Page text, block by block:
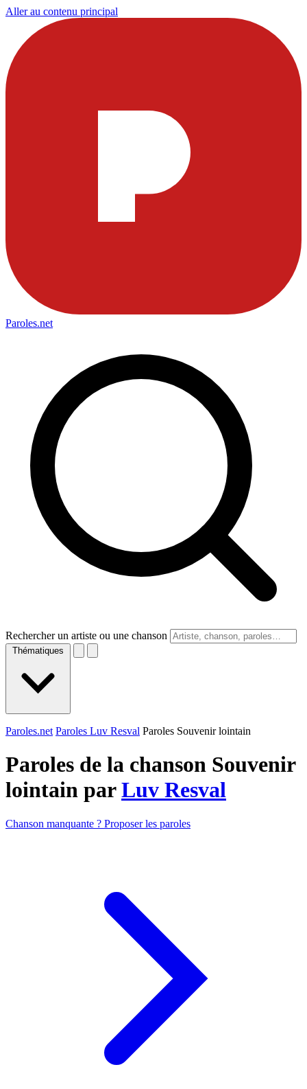
Aller au contenu principal
Paroles.net
Rechercher un artiste ou une chanson
Thématiques
Paroles.net Paroles Luv Resval Paroles Souvenir lointain
Paroles de la chanson Souvenir
lointain parLuv Resval
Chanson manquante ? Proposer les paroles